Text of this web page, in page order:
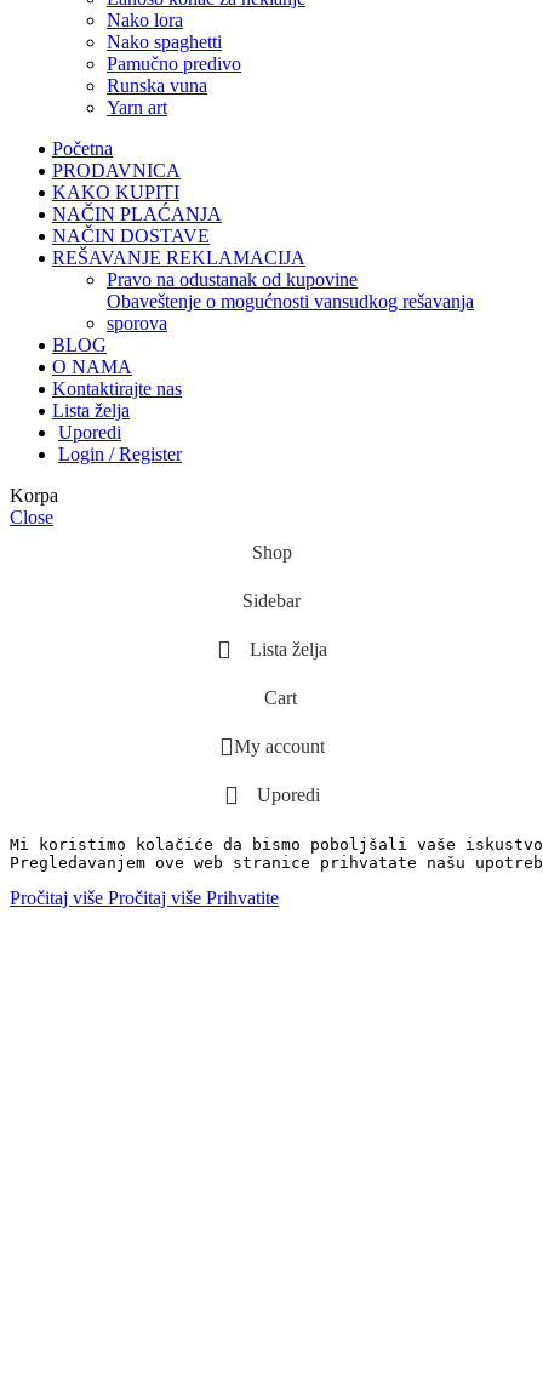
nako lora
nako spaghetti
pamučno predivo
runska vuna
yarn art
Početna
PRODAVNICA
KAKO KUPITI
NAČIN PLAĆANJA
NAČIN DOSTAVE
REŠAVANJE REKLAMACIJA
pravo na odustanak od kupovine
obaveštenje o mogućnosti vansudkog rešavanja
sporova
BLOG
O NAMA
Kontaktirajte nas
Lista želja
Uporedi
Login / Register
Korpa
Close
Shop
Sidebar
Lista želja
Cart
My account
Uporedi
Mi koristimo kolačiće da bismo poboljšali vaše
Pregledavanjem ove web stranice prihvatate našu
Pročitaj više Pročitaj više Prihvatite